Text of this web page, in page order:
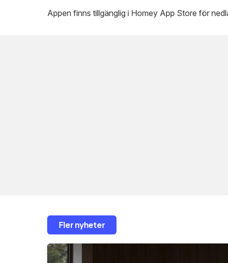
Appen finns tillgänglig i Homey App Store för
Fler nyheter